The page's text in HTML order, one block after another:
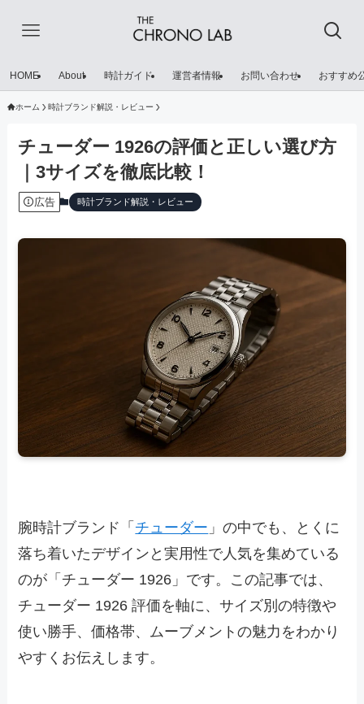
HOME About 時計ガイド 運営者情報 お問い合わせ おすすめ
ホーム 時計ブランド解説・レビュー
チューダー 1926の評価と正しい選び方
｜3サイズを徹底比較！
広告 時計ブランド解説・レビュー
腕時計ブランド「 チューダー 」の中でも、とくに
落ち着いたデザインと実用性で人気を集めている
のが「チューダー 1926」です。この記事では、
チューダー 1926 評価を軸に、サイズ別の特徴や
使い勝手、価格帯、ムーブメントの魅力をわかり
やすくお伝えします。